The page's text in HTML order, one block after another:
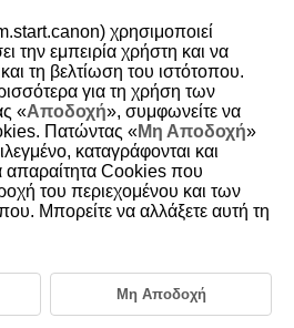
στην καμπύλη γάμμα του σήματος
HDR.
την παραγωγή εικόνων HDR που
PQ που ορίζεται στα πρότυπα
HEIF ή RAW.
του όρου High Dynamic Range (Υψηλό
χρησιμοποιεί
την εμπειρία χρήστη και να
τη βελτίωση του ιστότοπου.
για τη χρήση των
«Αποδοχή», συμφωνείτε να
Πατώντας «Μη Αποδοχή»
καταγράφονται και
απαραίτητα Cookies που
του περιεχομένου και των
Μπορείτε να αλλάξετε αυτή τη
Μη Αποδοχή